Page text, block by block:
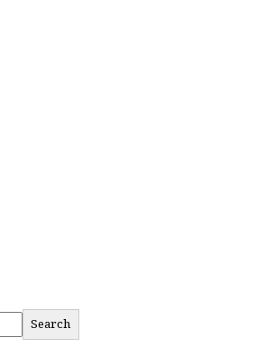
Search